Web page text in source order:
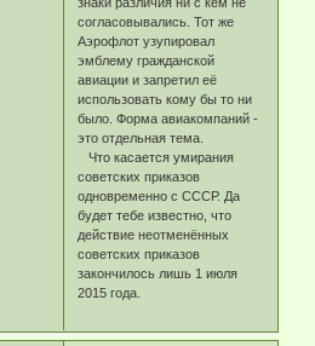
согласовывались. Тот же
Аэрофлот узупировал
эмблему гражданской
авиации и запретил её
использовать кому бы то ни
было. Форма авиакомпаний -
это отдельная тема.
Что касается умирания
советских приказов
одновременно с СССР. Да
будет тебе известно, что
действие неотменённых
советских приказов
закончилось лишь 1 июля
2015 года.